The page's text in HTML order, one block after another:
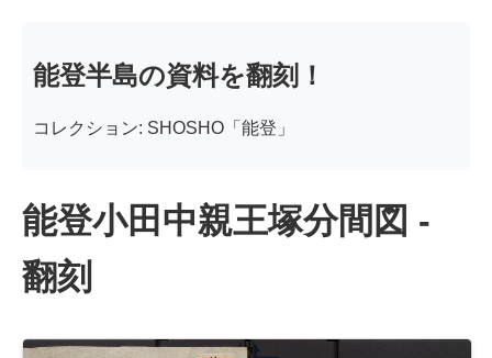
能登半島の資料を翻刻！
コレクション: SHOSHO「能登」
能登小田中親王塚分間図 -
翻刻